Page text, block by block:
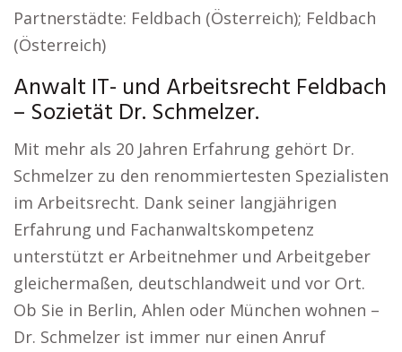
Partnerstädte: Feldbach (Österreich); Feldbach
(Österreich)
Anwalt IT- und Arbeitsrecht Feldbach
– Sozietät Dr. Schmelzer.
Mit mehr als 20 Jahren Erfahrung gehört Dr.
Schmelzer zu den renommiertesten Spezialisten
im Arbeitsrecht. Dank seiner langjährigen
Erfahrung und Fachanwaltskompetenz
unterstützt er Arbeitnehmer und Arbeitgeber
gleichermaßen, deutschlandweit und vor Ort.
Ob Sie in Berlin, Ahlen oder München wohnen –
Dr. Schmelzer ist immer nur einen Anruf